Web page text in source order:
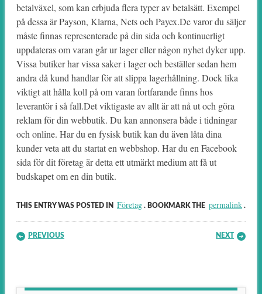
betalväxel, som kan erbjuda flera typer av betalsätt. Exempel
på dessa är Payson, Klarna, Nets och Payex.De varor du säljer
måste finnas representerade på din sida och kontinuerligt
uppdateras om varan går ur lager eller någon nyhet dyker upp.
Vissa butiker har vissa saker i lager och beställer sedan hem
andra då kund handlar för att slippa lagerhållning. Dock lika
viktigt att hålla koll på om varan fortfarande finns hos
leverantör i så fall.Det viktigaste av allt är att nå ut och göra
reklam för din webbutik. Du kan annonsera både i tidningar
och online. Har du en fysisk butik kan du även låta dina
kunder veta att du startat en webbshop. Har du en Facebook
sida för dit företag är detta ett utmärkt medium att få ut
budskapet om en din butik.
THIS ENTRY WAS POSTED IN Företag . BOOKMARK THE permalink .
Post navigation
PREVIOUS NEXT